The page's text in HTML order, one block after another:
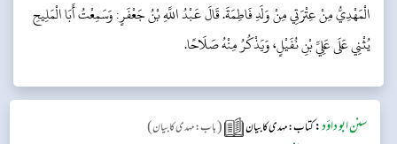
الْمَهْدِيُّ مِنْ عِتْرَتِي مِنْ وَلَدِ فَاطِمَةَ. قَالَ عَبْدُ اللَّهِ بْنُ جَعْفَرٍ: وَسَمِعْتُ أَبَا الْمَلِيحِ
يُثْنِي عَلَى عَلِيِّ بْنِ نُفَيْلٍ، وَيَذْكُرُ مِنْهُ صَلَاحًا.
سنن ابو داؤد:کتاب: مہدی کا بیان (باب: مہدی کا بیان)